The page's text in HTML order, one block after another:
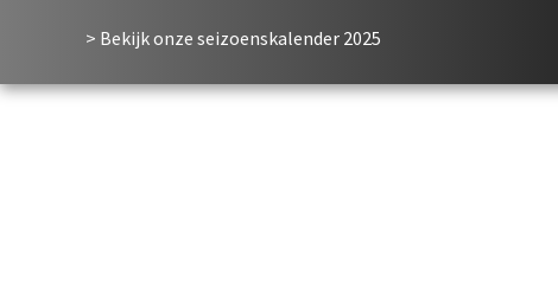
> Bekijk onze seizoenskalender 2025